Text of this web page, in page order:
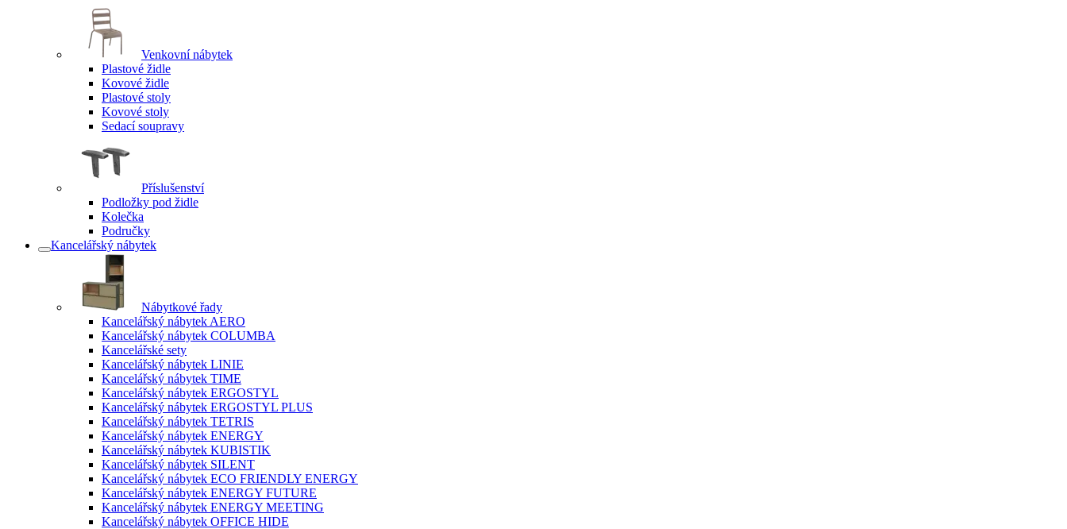
Venkovní nábytek
Plastové židle
Kovové židle
Plastové stoly
Kovové stoly
Sedací soupravy
Příslušenství
Podložky pod židle
Kolečka
Područky
Kancelářský nábytek
Nábytkové řady
Kancelářský nábytek AERO
Kancelářský nábytek COLUMBA
Kancelářské sety
Kancelářský nábytek LINIE
Kancelářský nábytek TIME
Kancelářský nábytek ERGOSTYL
Kancelářský nábytek ERGOSTYL PLUS
Kancelářský nábytek TETRIS
Kancelářský nábytek ENERGY
Kancelářský nábytek KUBISTIK
Kancelářský nábytek SILENT
Kancelářský nábytek ECO FRIENDLY ENERGY
Kancelářský nábytek ENERGY FUTURE
Kancelářský nábytek ENERGY MEETING
Kancelářský nábytek OFFICE HIDE